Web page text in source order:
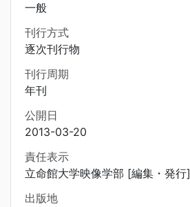
一般
刊行方式
逐次刊行物
刊行周期
年刊
公開日
2013-03-20
責任表示
立命館大学映像学部 [編集・発行]
出版地